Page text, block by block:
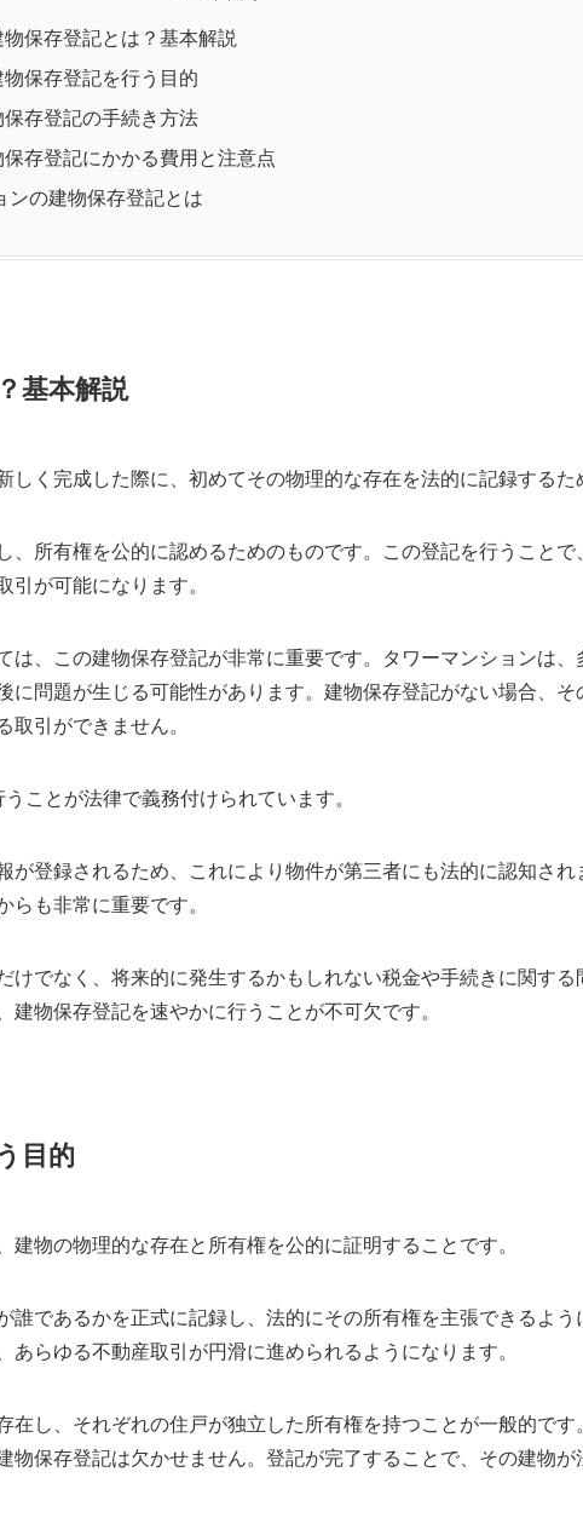
保存登記とは？基本解説
保存登記を行う目的
存登記の手続き方法
存登記にかかる費用と注意点
ンの建物保存登記とは
基本解説
く完成した際に、初めてその物理的な存在を法的に記録するた
所有権を公的に認めるためのものです。この登記を行うこと
が可能になります。
、この建物保存登記が非常に重要です。タワーマンションは、
問題が生じる可能性があります。建物保存登記がない場合、
引ができません。
ことが法律で義務付けられています。
登録されるため、これにより物件が第三者にも法的に認知さ
も非常に重要です。
でなく、将来的に発生するかもしれない税金や手続きに関す
物保存登記を速やかに行うことが不可欠です。
目的
物の物理的な存在と所有権を公的に証明することです。
であるかを正式に記録し、法的にその所有権を主張できるよ
らゆる不動産取引が円滑に進められるようになります。
し、それぞれの住戸が独立した所有権を持つことが一般的で
保存登記は欠かせません。登記が完了することで、その建物